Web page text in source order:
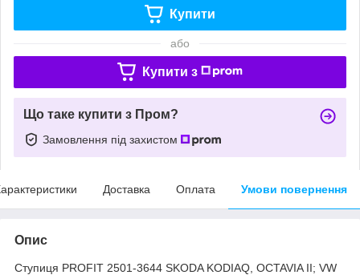
Купити
або
Купити з
Що таке купити з Пром?
Замовлення під захистом
Доставка Оплата Умови повернення
Опис
Ступиця PROFIT 2501-3644 SKODA KODIAQ, OCTAVIA II; VW